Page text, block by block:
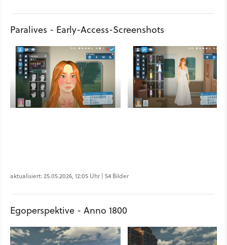
Paralives - Early-Access-Screenshots
aktualisiert: 25.05.2026, 12:05 Uhr | 54 Bilder
Egoperspektive - Anno 1800